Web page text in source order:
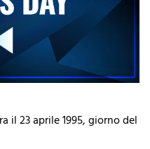
il 23 aprile 1995, giorno del